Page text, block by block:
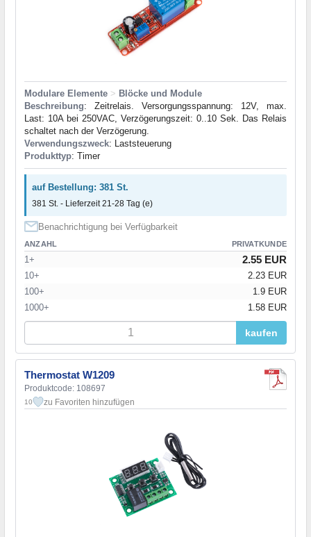
Modulare Elemente > Blöcke und Module
Beschreibung: Zeitrelais. Versorgungsspannung: 12V, max.
Last: 10A bei 250VAC, Verzögerungszeit: 0..10 Sek. Das Relais
schaltet nach der Verzögerung.
Verwendungszweck: Laststeuerung
Produkttyp: Timer
auf Bestellung: 381 St.
381 St. - Lieferzeit 21-28 Tag (e)
Benachrichtigung bei Verfügbarkeit
ANZAHL PRIVATKUNDE
1+ 2.55 EUR
10+
2.23 EUR
100+
1.9 EUR
1000+
1.58 EUR
kaufen
Thermostat W1209
Produktcode: 108697
10 zu Favoriten hinzufügen